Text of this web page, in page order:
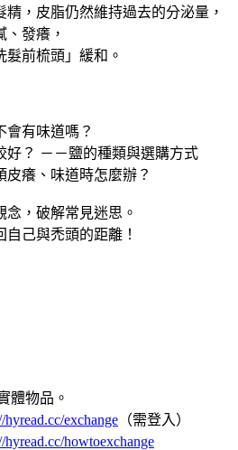
，皮脂仍然維持過去的分泌量，
發癢，
前梳頭」緩和。
有味道嗎？
？ －－鹽的種類與選購方式
癢、味道時怎麼辦？
，破解常見迷思。
己與禿頭的距離！
體物品。
hyread.cc/exchange （需登入）
hyread.cc/howtoexchange